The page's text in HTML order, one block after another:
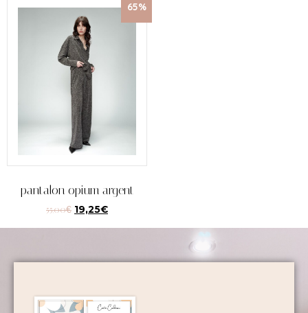
65%
pantalon opium argent
55,00€ 19,25€